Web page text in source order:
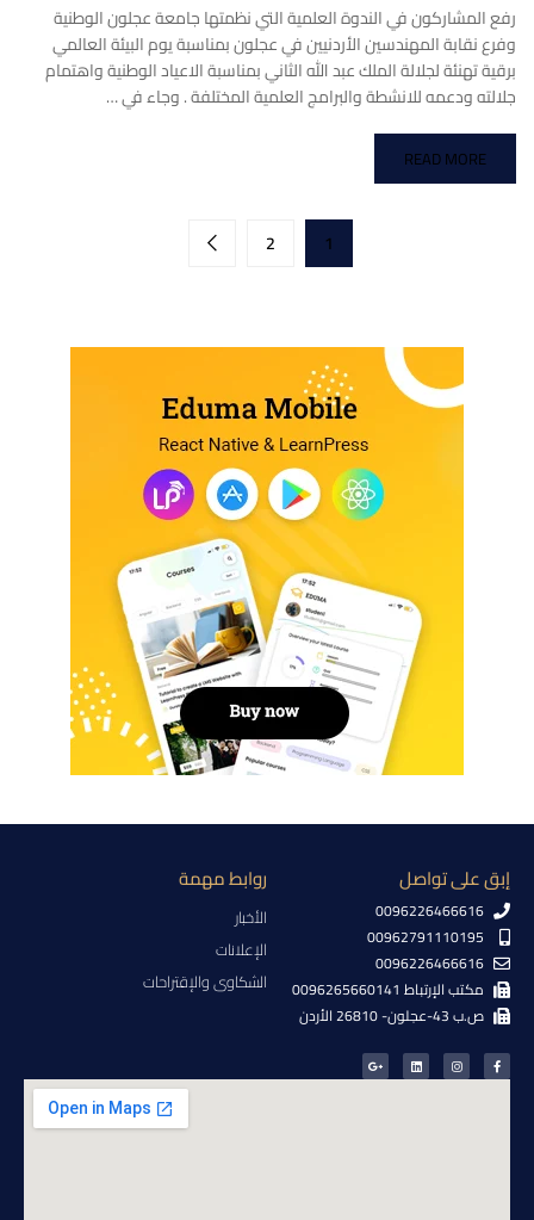
رفع المشاركون في الندوة العلمية التي نظمتها جامعة عجلون الوطنية
وفرع نقابة المهندسين الأردنيين في عجلون بمناسبة يوم البيئة العالمي
برقية تهنئة لجلالة الملك عبد الله الثاني بمناسبة الاعياد الوطنية واهتمام
جلالته ودعمه للانشطة والبرامج العلمية المختلفة . وجاء في …
READ MORE
1
2
إبق على تواصل
0096226466616
00962791110195
0096226466616
مكتب الإرتباط 0096265660141
ص.ب 43-عجلون- 26810 الأردن
روابط مهمة
الأخبار
الإعلانات
الشكاوى والإقتراحات